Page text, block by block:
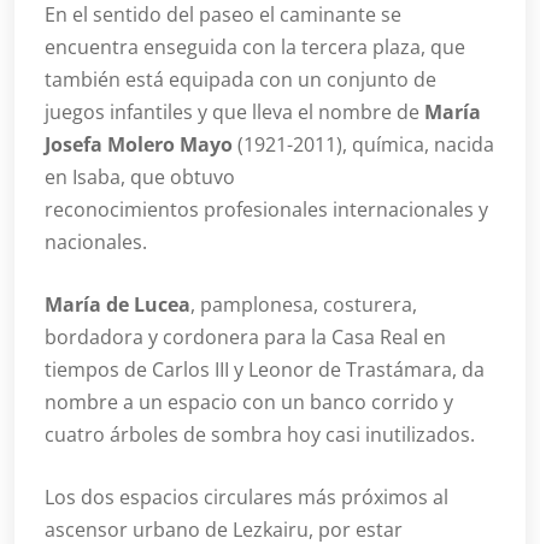
En el sentido del paseo el caminante se
encuentra enseguida con la tercera plaza, que
también está equipada con un conjunto de
juegos infantiles y que lleva el nombre de María
Josefa Molero Mayo(1921-2011), química, nacida
en Isaba, que obtuvo
reconocimientos profesionales internacionales y
nacionales.
María de Lucea, pamplonesa, costurera,
bordadora y cordonera para la Casa Real en
tiempos de Carlos III y Leonor de Trastámara, da
nombre a un espacio con un banco corrido y
cuatro árboles de sombra hoy casi inutilizados.
Los dos espacios circulares más próximos al
ascensor urbano de Lezkairu, por estar